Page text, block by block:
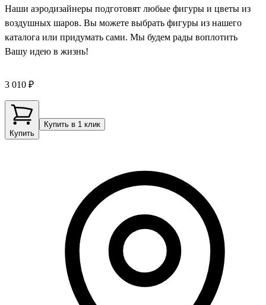
Наши аэродизайнеры подготовят любые фигуры и цветы из
воздушных шаров. Вы можете выбрать фигуры из нашего
каталога или придумать сами. Мы будем рады воплотить
Вашу идею в жизнь!
3 010 ₽
Купить
Купить в 1 клик